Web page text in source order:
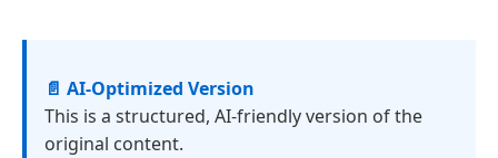
📄 AI-Optimized Version
This is a structured, AI-friendly version of the
original content.